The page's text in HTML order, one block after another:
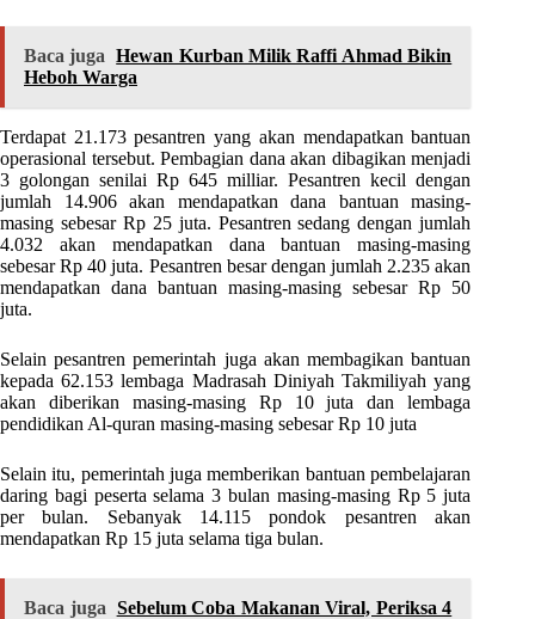
Baca juga
Hewan Kurban Milik Raffi Ahmad Bikin
Heboh Warga
Terdapat 21.173 pesantren yang akan mendapatkan bantuan
operasional tersebut. Pembagian dana akan dibagikan menjadi
3 golongan senilai Rp 645 milliar. Pesantren kecil dengan
jumlah 14.906 akan mendapatkan dana bantuan masing-
masing sebesar Rp 25 juta. Pesantren sedang dengan jumlah
4.032 akan mendapatkan dana bantuan masing-masing
sebesar Rp 40 juta. Pesantren besar dengan jumlah 2.235 akan
mendapatkan dana bantuan masing-masing sebesar Rp 50
juta.
Selain pesantren pemerintah juga akan membagikan bantuan
kepada 62.153 lembaga Madrasah Diniyah Takmiliyah yang
akan diberikan masing-masing Rp 10 juta dan lembaga
pendidikan Al-quran masing-masing sebesar Rp 10 juta
Selain itu, pemerintah juga memberikan bantuan pembelajaran
daring bagi peserta selama 3 bulan masing-masing Rp 5 juta
per bulan. Sebanyak 14.115 pondok pesantren akan
mendapatkan Rp 15 juta selama tiga bulan.
Baca juga Sebelum Coba Makanan Viral, Periksa 4